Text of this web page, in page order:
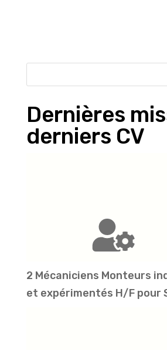
Dernières
derniers CV
2 Mécaniciens Monteurs
et expérimentés H/F pour